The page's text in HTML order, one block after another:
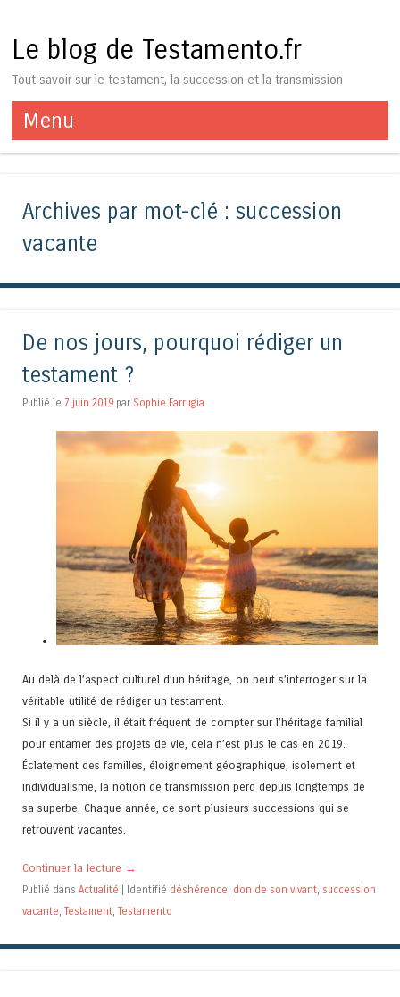
Le blog de Testamento.fr
Tout savoir sur le testament, la succession et la transmission
Menu
Aller au contenu
Archives par mot-clé : succession
vacante
De nos jours, pourquoi rédiger un
testament ?
Publié le 7 juin 2019 par Sophie Farrugia
Au delà de l’aspect culturel d’un héritage, on peut s’interroger sur la
véritable utilité de rédiger un testament.
Si il y a un siècle, il était fréquent de compter sur l’héritage familial
pour entamer des projets de vie, cela n’est plus le cas en 2019.
Éclatement des familles, éloignement géographique, isolement et
individualisme, la notion de transmission perd depuis longtemps de
sa superbe. Chaque année, ce sont plusieurs successions qui se
retrouvent vacantes.
Continuer la lecture →
Publié dans Actualité Identifié déshérence, don de son vivant, succession
vacante, Testament, Testamento